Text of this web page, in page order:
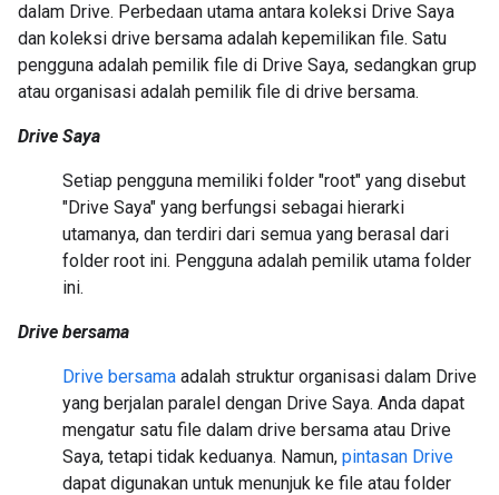
dalam Drive. Perbedaan utama antara koleksi Drive Saya
dan koleksi drive bersama adalah kepemilikan file. Satu
pengguna adalah pemilik file di Drive Saya, sedangkan grup
atau organisasi adalah pemilik file di drive bersama.
Drive Saya
Setiap pengguna memiliki folder "root" yang disebut
"Drive Saya" yang berfungsi sebagai hierarki
utamanya, dan terdiri dari semua yang berasal dari
folder root ini. Pengguna adalah pemilik utama folder
ini.
Drive bersama
Drive bersama adalah struktur organisasi dalam Drive
yang berjalan paralel dengan Drive Saya. Anda dapat
mengatur satu file dalam drive bersama atau Drive
Saya, tetapi tidak keduanya. Namun, pintasan Drive
dapat digunakan untuk menunjuk ke file atau folder